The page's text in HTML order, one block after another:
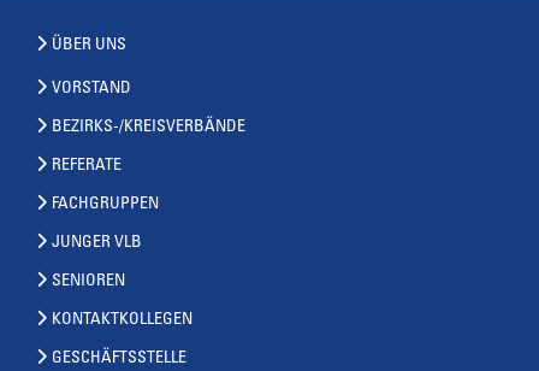
ÜBER UNS
VORSTAND
BEZIRKS-/KREISVERBÄNDE
REFERATE
FACHGRUPPEN
JUNGER VLB
SENIOREN
KONTAKTKOLLEGEN
GESCHÄFTSSTELLE